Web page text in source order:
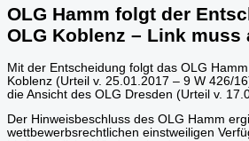
OLG Hamm folgt der
OLG Koblenz – Link
Mit der Entscheidung folgt das OLG
Koblenz (Urteil v. 25.01.2017 – 9 W 426/
die Ansicht des OLG Dresden (Urteil v.
Der Hinweisbeschluss des OLG Hamm
wettbewerbsrechtlichen einstweiligen